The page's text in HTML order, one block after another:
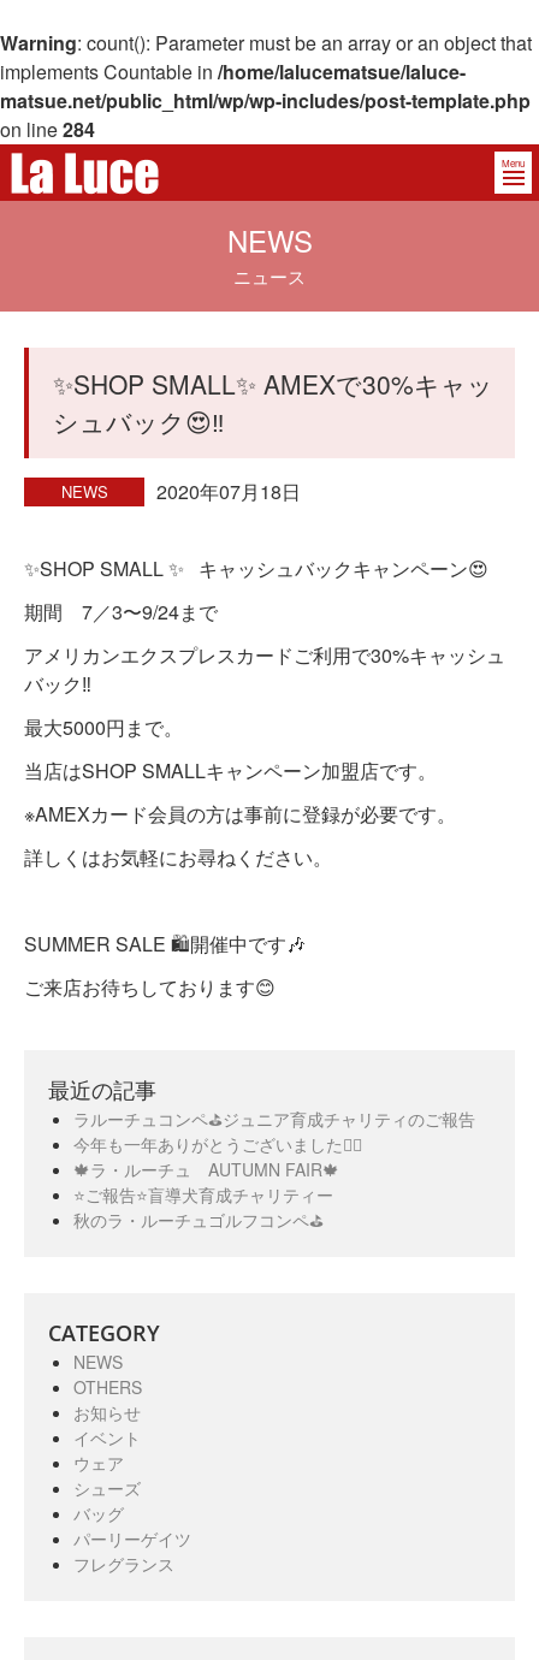
Warning: count(): Parameter must be an array or an object that
implements Countable in /home/lalucematsue/laluce-
matsue.net/public_html/wp/wp-includes/post-template.php
on line284
Menu
NEWS
ニュース
✨SHOP SMALL✨ AMEXで30%キャッ
シュバック😍‼️
NEWS 2020年07月18日
✨SHOP SMALL ✨ キャッシュバックキャンペーン😍
期間 7／3〜9/24まで
アメリカンエクスプレスカードご利用で30%キャッシュ
バック‼️
最大5000円まで。
当店はSHOP SMALLキャンペーン加盟店です。
※AMEXカード会員の方は事前に登録が必要です。
詳しくはお気軽にお尋ねください。
SUMMER SALE 🛍開催中です🎶
ご来店お待ちしております😊
最近の記事
ラルーチュコンペ⛳️ジュニア育成チャリティのご報告
今年も一年ありがとうございました🙇‍♀️
🍁ラ・ルーチュ AUTUMN FAIR🍁
⭐️ご報告⭐️盲導犬育成チャリティー
秋のラ・ルーチュゴルフコンペ⛳️
CATEGORY
NEWS
OTHERS
お知らせ
イベント
ウェア
シューズ
バッグ
パーリーゲイツ
フレグランス